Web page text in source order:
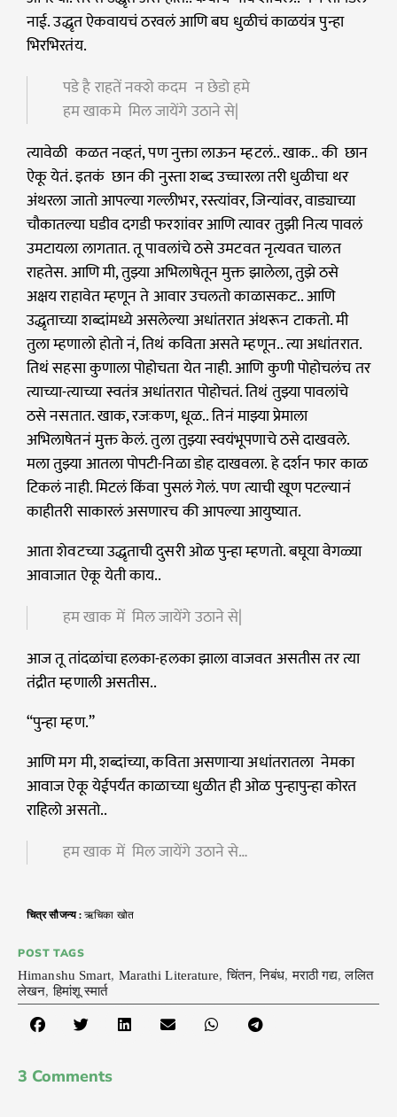
नाई. उद्धृत ऐकवायचं ठरवलं आणि बघ धुळीचं काळयंत्र पुन्हा
भिरभिरतंय.
पडे है राहतें नक्शे कदम न छेडो हमे
हम खाकमे मिल जायेंगे उठाने से|
त्यावेळी कळत नव्हतं, पण नुक्ता लाऊन म्हटलं.. खाक.. की छान
ऐकू येतं. इतकं छान की नुस्ता शब्द उच्चारला तरी धुळीचा थर
अंथरला जातो आपल्या गल्लीभर, रस्त्यांवर, जिन्यांवर, वाड्याच्या
चौकातल्या घडीव दगडी फरशांवर आणि त्यावर तुझी नित्य पावलं
उमटायला लागतात. तू पावलांचे ठसे उमटवत नृत्यवत चालत
राहतेस. आणि मी, तुझ्या अभिलाषेतून मुक्त झालेला, तुझे ठसे
अक्षय राहावेत म्हणून ते आवार उचलतो काळासकट.. आणि
उद्धृताच्या शब्दांमध्ये असलेल्या अधांतरात अंथरून टाकतो. मी
तुला म्हणालो होतो नं, तिथं कविता असते म्हणून.. त्या अधांतरात.
तिथं सहसा कुणाला पोहोचता येत नाही. आणि कुणी पोहोचलंच तर
त्याच्या-त्याच्या स्वतंत्र अधांतरात पोहोचतं. तिथं तुझ्या पावलांचे
ठसे नसतात. खाक, रजःकण, धूळ.. तिनं माझ्या प्रेमाला
अभिलाषेतनं मुक्त केलं. तुला तुझ्या स्वयंभूपणाचे ठसे दाखवले.
मला तुझ्या आतला पोपटी-निळा डोह दाखवला. हे दर्शन फार काळ
टिकलं नाही. मिटलं किंवा पुसलं गेलं. पण त्याची खूण पटल्यानं
काहीतरी साकारलं असणारच की आपल्या आयुष्यात.
आता शेवटच्या उद्धृताची दुसरी ओळ पुन्हा म्हणतो. बघूया वेगळ्या
आवाजात ऐकू येती काय..
हम खाक में मिल जायेंगे उठाने से|
आज तू तांदळांचा हलका-हलका झाला वाजवत असतीस तर त्या
तंद्रीत म्हणाली असतीस..
“पुन्हा म्हण.”
आणि मग मी, शब्दांच्या, कविता असणाऱ्या अधांतरातला नेमका
आवाज ऐकू येईपर्यंत काळाच्या धुळीत ही ओळ पुन्हापुन्हा कोरत
राहिलो असतो..
हम खाक में मिल जायेंगे उठाने से…
चित्रसौजन्य :ऋचिका खोत
POST TAGS
Himanshu Smart, Marathi Literature,चिंतन,निबंध,मराठी गद्य,ललित
लेखन,हिमांशू स्मार्त
3 Comments